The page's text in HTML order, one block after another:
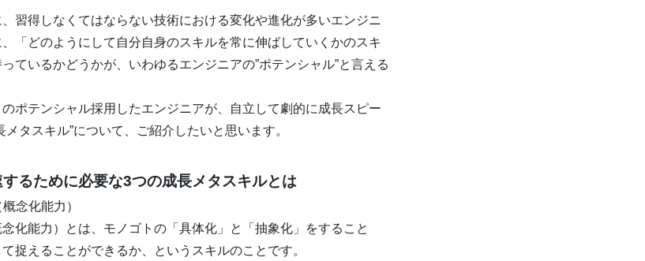
習得しなくてはならない技術における変化や進化が多いエンジニ
「どのようにして自分自身のスキルを常に伸ばしていくかのスキ
ているかどうかが、いわゆるエンジニアの”ポテンシャル”と言える
ポテンシャル採用したエンジニアが、自立して劇的に成長スピー
メタスキル”について、ご紹介したいと思います。
るために必要な3つの成長メタスキルとは
念化能力）
化能力）とは、モノゴトの「具体化」と「抽象化」をすること
捉えることができるか、というスキルのことです。